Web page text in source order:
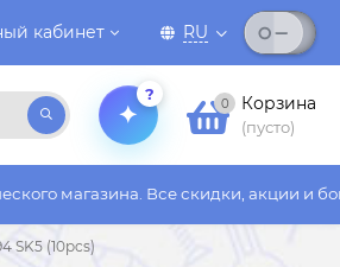
кабинет RU
?
0 Корзина
(пусто)
Все скидки, акции и бонусы
SK5 (10pcs)